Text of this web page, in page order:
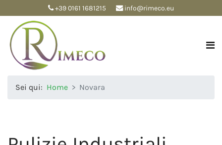
+39 0161 1681215 info@rimeco.eu
Sei qui: Home Novara